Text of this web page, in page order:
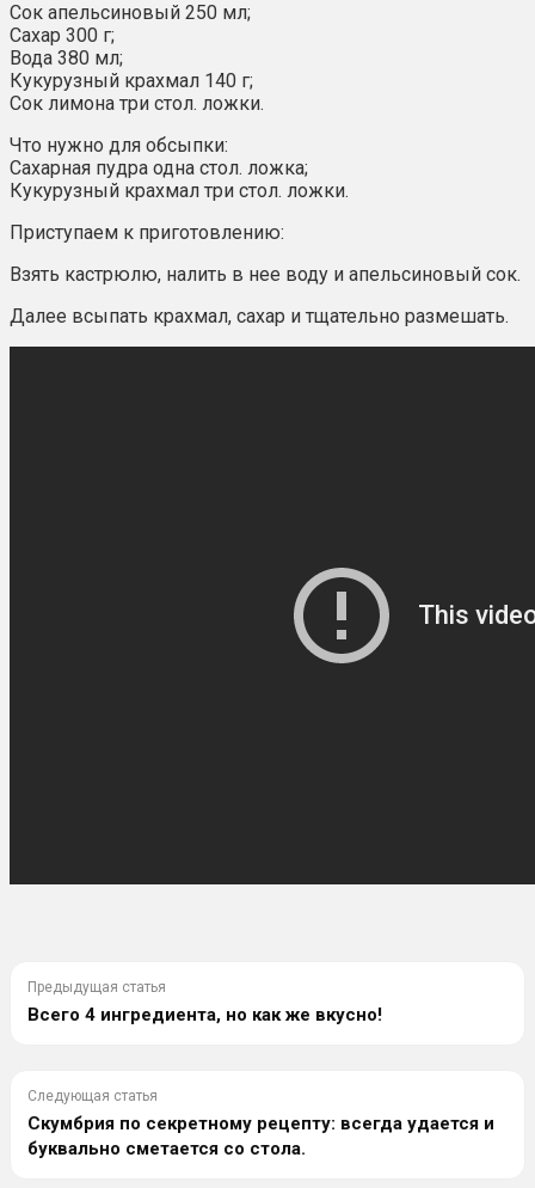
Сок апельсиновый 250 мл;
Сахар 300 г;
Вода 380 мл;
Кукурузный крахмал 140 г;
Сок лимона три стол. ложки.
Что нужно для обсыпки:
Сахарная пудра одна стол. ложка;
Кукурузный крахмал три стол. ложки.
Приступаем к приготовлению:
Взять кастрюлю, налить в нее воду и апельсиновый сок.
Далее всыпать крахмал, сахар и тщательно размешать.
Предыдущая статья
Всего 4 ингредиента, но как же вкусно!
Следующая статья
Скумбрия по секретному рецепту: всегда удается и
буквально сметается со стола.